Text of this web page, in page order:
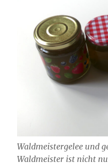
Waldmeistergelee und
Waldmeister ist nicht